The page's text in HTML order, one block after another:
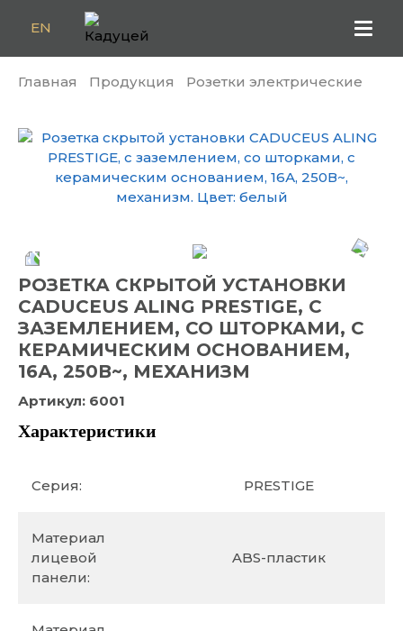
EN
Главная Продукция Розетки электрические
РОЗЕТКА СКРЫТОЙ УСТАНОВКИ
CADUCEUS ALING PRESTIGE, С
ЗАЗЕМЛЕНИЕМ, СО ШТОРКАМИ, С
КЕРАМИЧЕСКИМ ОСНОВАНИЕМ,
16А, 250В~, МЕХАНИЗМ
Артикул: 6001
Характеристики
Серия: PRESTIGE
Материал
лицевой
панели:
ABS-пластик